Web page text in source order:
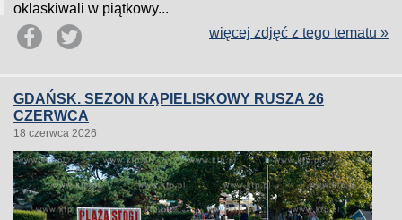
oklaskiwali w piątkowy...
więcej zdjęć z tego tematu »
GDAŃSK. SEZON KĄPIELISKOWY RUSZA 26
CZERWCA
18 czerwca 2026